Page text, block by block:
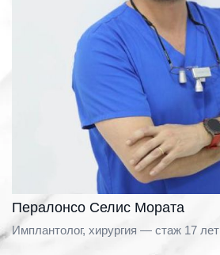
Пералонсо Селис Мората
Имплантолог, хирургия — стаж 17 лет